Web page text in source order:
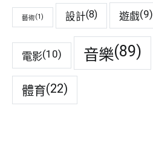
藝術(1) 設計(8) 遊戲(9)
電影(10) 音樂(89)
體育(22)